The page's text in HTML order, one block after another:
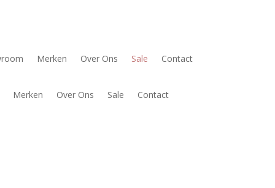
Merken Over Ons Sale Contact
Merken Over Ons Sale Contact